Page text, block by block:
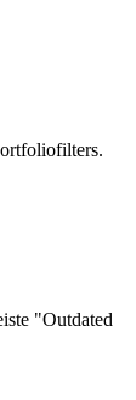
"Outdated